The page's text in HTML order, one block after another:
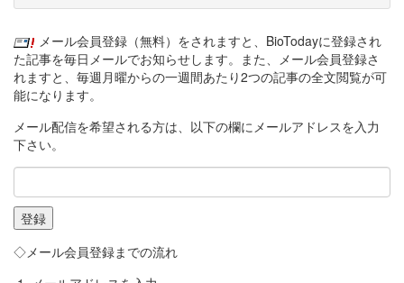
メール会員登録（無料）をされますと、BioTodayに登録され
た記事を毎日メールでお知らせします。また、メール会員登録さ
れますと、毎週月曜からの一週間あたり2つの記事の全文閲覧が可
能になります。
メール配信を希望される方は、以下の欄にメールアドレスを入力
下さい。
◇メール会員登録までの流れ